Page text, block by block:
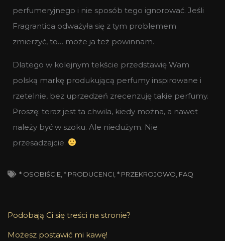
perfumeryjnego i nie sposób tego ignorować. Jeśli
Fragrantica odważyła się z tym problemem
zmierzyć, to… może ja też powinnam.
Dlatego w kolejnym tekście przedstawię Wam
polską markę produkującą perfumy inspirowane i
rzetelnie, bez uprzedzeń zrecenzuję takie perfumy.
Proszę: teraz jest ta chwila, kiedy można, a nawet
należy być w szoku. Ale niedużym. Nie
przesadzajcie.
* OSOBIŚCIE * PRODUCENCI * PRZEKROJOWO FAQ
Podobają Ci się treści na stronie?
Możesz postawić mi kawę!